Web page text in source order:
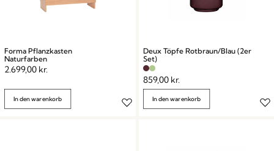
Forma Pflanzkasten
Naturfarben
2.699,00 kr.
In den warenkorb
Deux Töpfe Rotbraun/Blau (2er
Set)
859,00 kr.
In den warenkorb